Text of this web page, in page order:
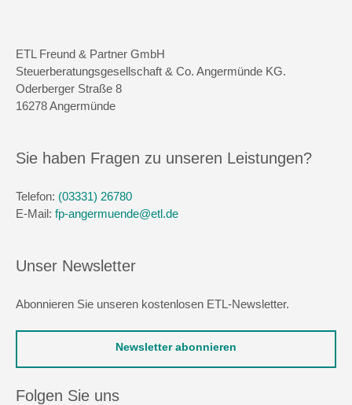
ETL Freund & Partner GmbH
Steuerberatungsgesellschaft & Co. Angermünde KG.
Oderberger Straße 8
16278 Angermünde
Sie haben Fragen zu unseren Leistungen?
Telefon: (03331) 26780
E-Mail: fp-angermuende@etl.de
Unser Newsletter
Abonnieren Sie unseren kostenlosen ETL-Newsletter.
Newsletter abonnieren
Folgen Sie uns